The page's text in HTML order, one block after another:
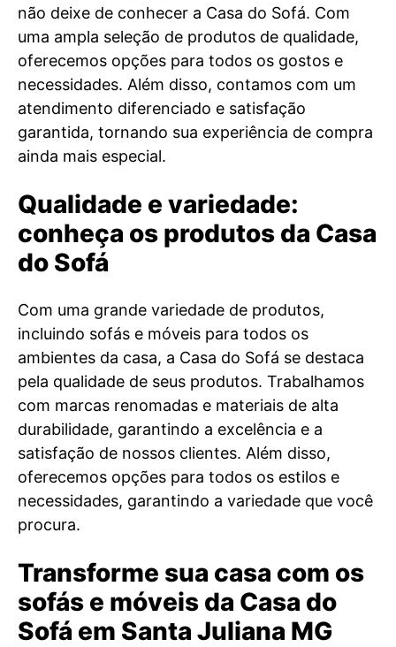
não deixe de conhecer a Casa do Sofá. Com
uma ampla seleção de produtos de qualidade,
oferecemos opções para todos os gostos e
necessidades. Além disso, contamos com um
atendimento diferenciado e satisfação
garantida, tornando sua experiência de compra
ainda mais especial.
Qualidade e variedade:
conheça os produtos da Casa
do Sofá
Com uma grande variedade de produtos,
incluindo sofás e móveis para todos os
ambientes da casa, a Casa do Sofá se destaca
pela qualidade de seus produtos. Trabalhamos
com marcas renomadas e materiais de alta
durabilidade, garantindo a excelência e a
satisfação de nossos clientes. Além disso,
oferecemos opções para todos os estilos e
necessidades, garantindo a variedade que você
procura.
Transforme sua casa com os
sofás e móveis da Casa do
Sofá em Santa Juliana MG